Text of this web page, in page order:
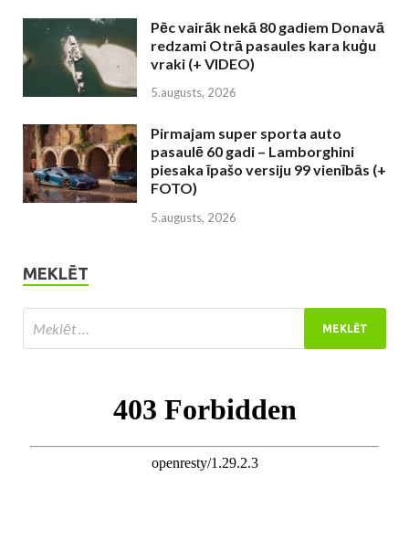
Pēc vairāk nekā 80 gadiem Donavā
redzami Otrā pasaules kara kuģu
vraki (+ VIDEO)
5.augusts, 2026
Pirmajam super sporta auto
pasaulē 60 gadi – Lamborghini
piesaka īpašo versiju 99 vienībās (+
FOTO)
5.augusts, 2026
MEKLĒT